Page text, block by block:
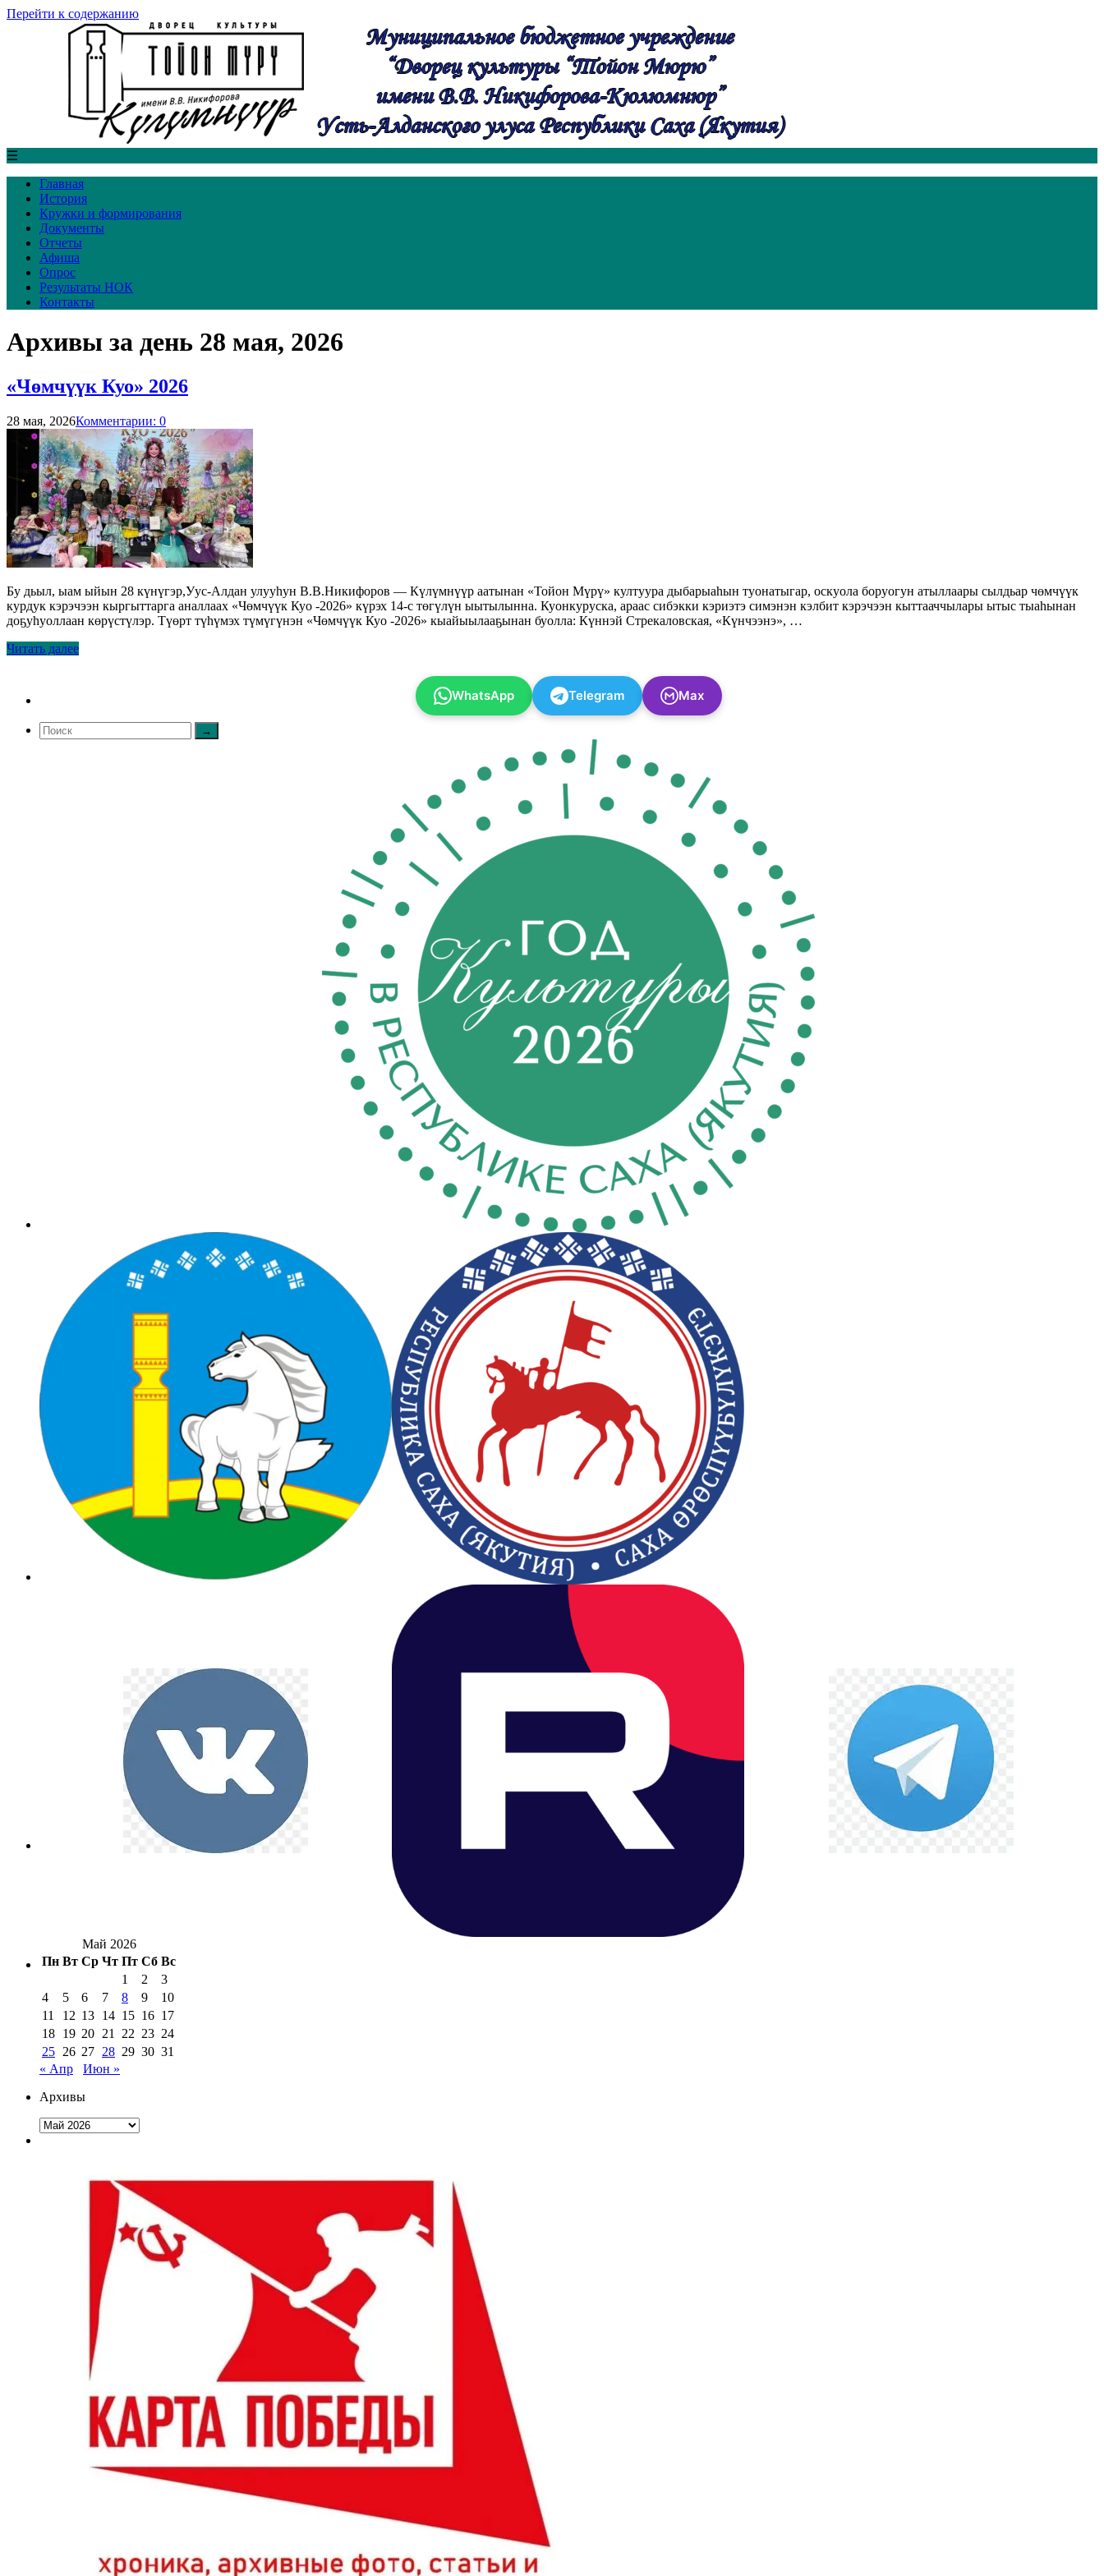
Перейти к содержанию
☰
Главная
История
Кружки и формирования
Документы
Отчеты
Афиша
Опрос
Результаты НОК
Контакты
Архивы за день 28 мая, 2026
«Чөмчүүк Куо» 2026
28 мая, 2026Комментарии: 0
Бу дьыл, ыам ыйын 28 күнүгэр,Уус-Алдан улууһун В.В.Никифоров — Күлүмнүүр аатынан «Тойон Мүрү» култуура дыбарыаһын туонатыгар, оскуола боруогун атыллаары сылдьар чөмчүүк
курдук кэрэчээн кыргыттарга аналлаах «Чөмчүүк Куо -2026» күрэх 14-с төгүлүн ыытылынна. Куонкуруска, араас сибэкки кэриэтэ симэнэн кэлбит кэрэчээн кыттааччылары ытыс тыаһынан
доҕуһуоллаан көрүстүлэр. Түөрт түһүмэх түмүгүнэн «Чөмчүүк Куо -2026» кыайыылааҕынан буолла: Күннэй Стрекаловская, «Күнчээнэ», …
Читать далее
WhatsApp Telegram Max
Май 2026
Пн Вт Ср Чт Пт Сб Вс
1
2
3
4
5 6 7 8 9
10
11
12 13 14 15 16 17
18 19 20 21 22 23 24
25 26 27 28 29 30 31
« Апр
Июн »
Архивы
Архивы